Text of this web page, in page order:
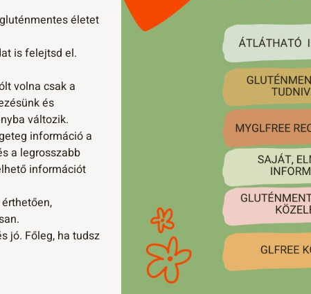
életet
is felejtsd el.
volna csak a
és
változik.
információ a
a legrosszabb
információt
jó. Főleg, ha tudsz